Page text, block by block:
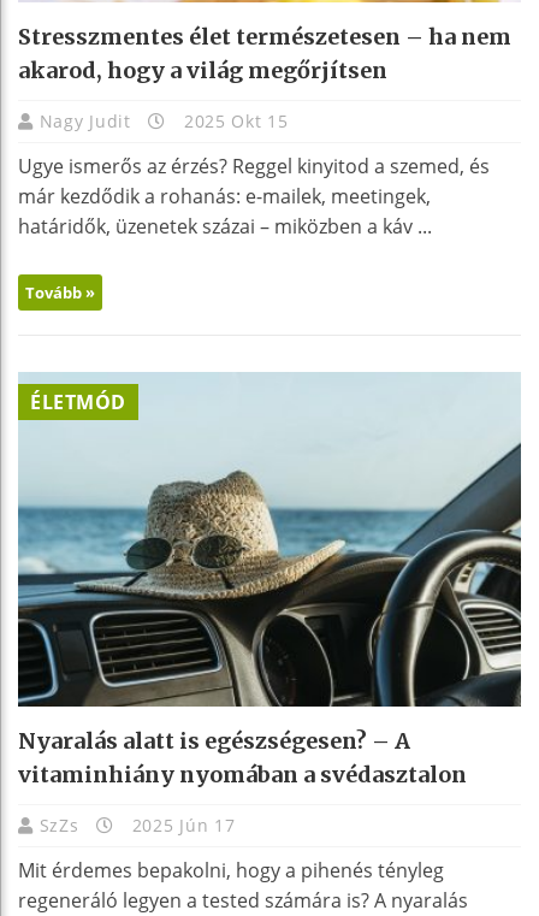
Stresszmentes élet természetesen – ha nem
akarod, hogy a világ megőrjítsen
Nagy Judit 2025 Okt 15
Ugye ismerős az érzés? Reggel kinyitod a szemed, és
már kezdődik a rohanás: e-mailek, meetingek,
határidők, üzenetek százai – miközben a káv ...
Tovább »
ÉLETMÓD
Nyaralás alatt is egészségesen? – A
vitaminhiány nyomában a svédasztalon
SzZs 2025 Jún 17
Mit érdemes bepakolni, hogy a pihenés tényleg
regeneráló legyen a tested számára is? A nyaralás